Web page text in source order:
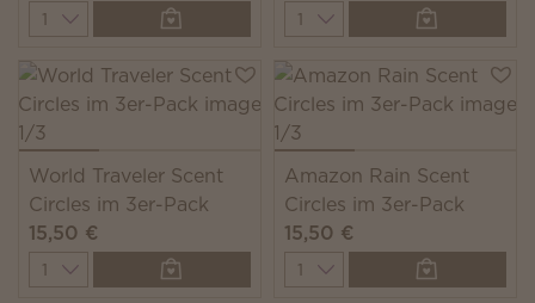
Quantity
Quantity
World Traveler Scent
Circles im 3er-Pack
15,50 €
Quantity
Amazon Rain Scent
Circles im 3er-Pack
15,50 €
Quantity